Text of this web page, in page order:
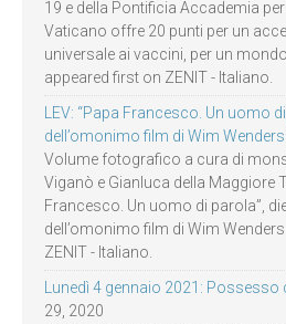
19 e della Pontificia Accademia per
Vaticano offre 20 punti per un
universale ai vaccini, per un
appeared first on ZENIT - Italiano.
LEV: “Papa Francesco. Un uomo
dell’omonimo film di Wim Wenders
Volume fotografico a cura di
Viganò e Gianluca della Maggiore
Francesco. Un uomo di parola”,
dell’omonimo film di Wim
ZENIT - Italiano.
Lunedì 4 gennaio 2021:
29, 2020